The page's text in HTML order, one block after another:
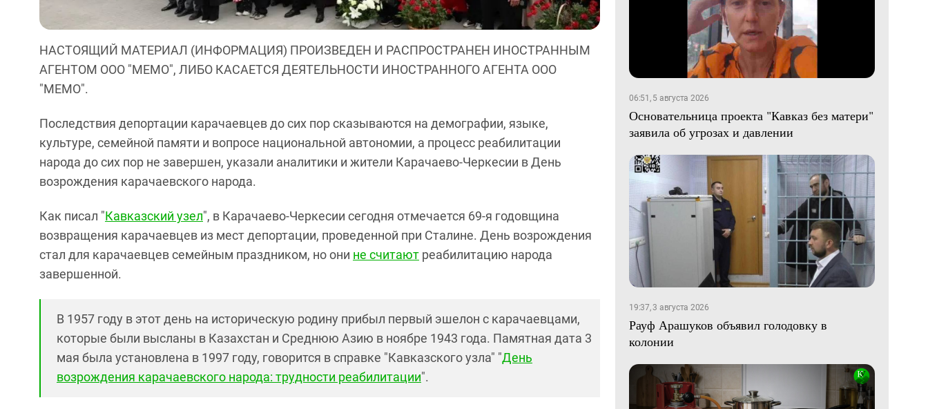
НАСТОЯЩИЙ МАТЕРИАЛ (ИНФОРМАЦИЯ) ПРОИЗВЕДЕН И РАСПРОСТРАНЕН ИНОСТРАННЫМ
АГЕНТОМ ООО "МЕМО", ЛИБО КАСАЕТСЯ ДЕЯТЕЛЬНОСТИ ИНОСТРАННОГО АГЕНТА ООО
"МЕМО".
Последствия депортации карачаевцев до сих пор сказываются на демографии, языке,
культуре, семейной памяти и вопросе национальной автономии, а процесс реабилитации
народа до сих пор не завершен, указали аналитики и жители Карачаево-Черкесии в День
возрождения карачаевского народа.
Как писал "Кавказский узел", в Карачаево-Черкесии сегодня отмечается 69-я годовщина
возвращения карачаевцев из мест депортации, проведенной при Сталине. День возрождения
стал для карачаевцев семейным праздником, но они не считают реабилитацию народа
завершенной.
В 1957 году в этот день на историческую родину прибыл первый эшелон с карачаевцами,
которые были высланы в Казахстан и Среднюю Азию в ноябре 1943 года. Памятная дата 3
мая была установлена в 1997 году, говорится в справке "Кавказского узла" "День
возрождения карачаевского народа: трудности реабилитации".
06:51, 5 августа 2026
Основательница проекта "Кавказ без матери"
заявила об угрозах и давлении
19:37, 3 августа 2026
Рауф Арашуков объявил голодовку в
колонии